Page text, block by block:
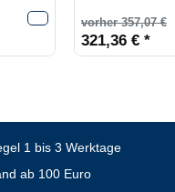
vorher 357,07 €
321,36 € *
1 bis 3 Werktage
ab 100 Euro